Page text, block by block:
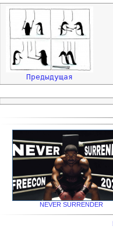
Предыдущая
NEVER SURRENDER